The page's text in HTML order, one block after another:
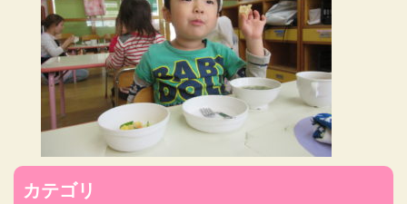
カテゴリ